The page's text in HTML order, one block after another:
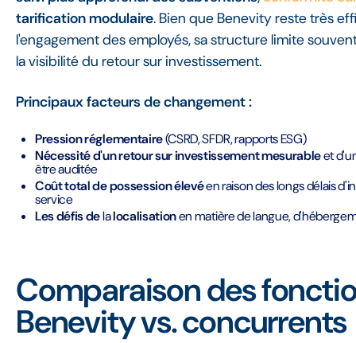
tarification modulaire. Bien que Benevity reste très
l'engagement des employés, sa structure limite
la visibilité du retour sur investissement.
Principaux facteurs de changement :
Pression réglementaire(CSRD, SFDR, rapports ESG)
Nécessité d'un retour sur investissement mesurableet
être auditée
Coût total de possession élevéen raison des longs délais
service
Les défis delalocalisationen matière de langue,
Comparaison des
Benevity vs. concurrents